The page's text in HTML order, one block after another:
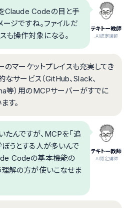
テキトー教師
.AI認定講師
Claude Codeの目と手
ージですね。ファイルだ
も操作対象になる。
マーケットプレイスも充実してき
なサービス（GitHub、Slack、
等）用のMCPサーバーがすでに
す。
テキトー教師
.AI認定講師
んですが、MCPを「追
うとする人が多いんで
Codeの基本機能の
理解の方が使いこなせま